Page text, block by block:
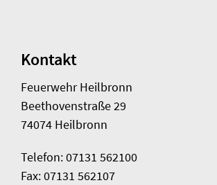
Kontakt
Feuerwehr Heilbronn
Beethovenstraße 29
74074 Heilbronn
Telefon: 07131 562100
Fax: 07131 562107